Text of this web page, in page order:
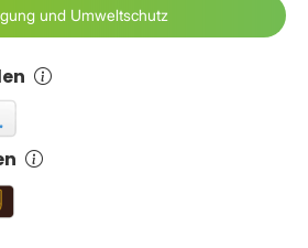
und Umweltschutz